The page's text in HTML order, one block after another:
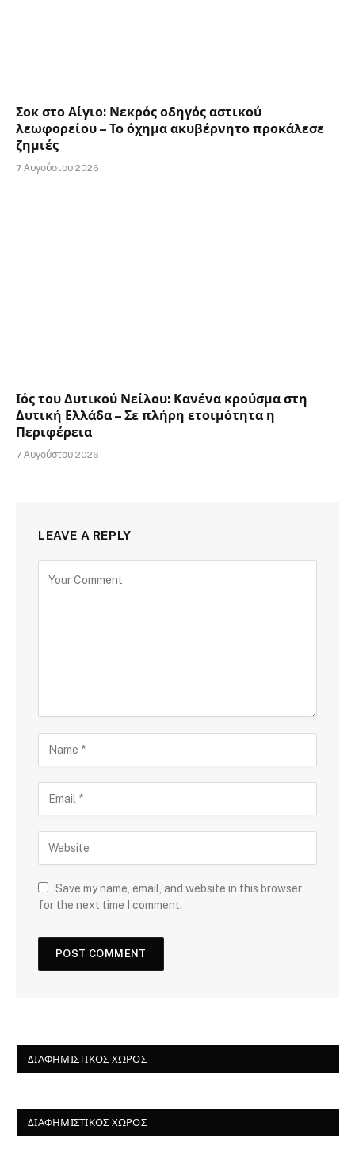
Σοκ στο Αίγιο: Νεκρός οδηγός αστικού
λεωφορείου – Το όχημα ακυβέρνητο προκάλεσε
ζημιές
7 Αυγούστου 2026
Ιός του Δυτικού Νείλου: Κανένα κρούσμα στη
Δυτική Ελλάδα – Σε πλήρη ετοιμότητα η
Περιφέρεια
7 Αυγούστου 2026
LEAVE A REPLY
Save my name, email, and website in this browser
for the next time I comment.
ΔΙΑΦΗΜΙΣΤΙΚΌΣ ΧΏΡΟΣ
ΔΙΑΦΗΜΙΣΤΙΚΌΣ ΧΏΡΟΣ